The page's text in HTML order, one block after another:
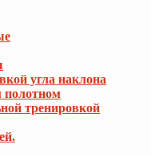
угла наклона
полотном
тренировкой